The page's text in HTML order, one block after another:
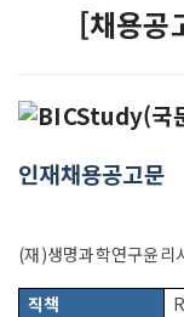
[채용공
인재채용공고문
(재)생명과학연구윤리
직책